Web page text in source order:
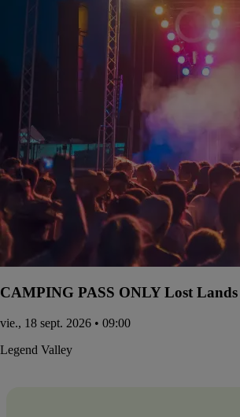
CAMPING PASS ONLY Lost Lands
vie., 18 sept. 2026 • 09:00
Legend Valley